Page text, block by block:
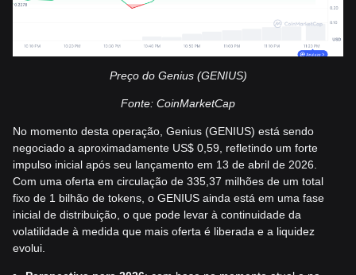
Preço do Genius (GENIUS)
Fonte: CoinMarketCap
No momento desta operação, Genius (GENIUS) está sendo
negociado a aproximadamente US$ 0,59, refletindo um forte
impulso inicial após seu lançamento em 13 de abril de 2026.
Com uma oferta em circulação de 335,37 milhões de um total
fixo de 1 bilhão de tokens, o GENIUS ainda está em uma fase
inicial de distribuição, o que pode levar à continuidade da
volatilidade à medida que mais oferta é liberada e a liquidez
evolui.